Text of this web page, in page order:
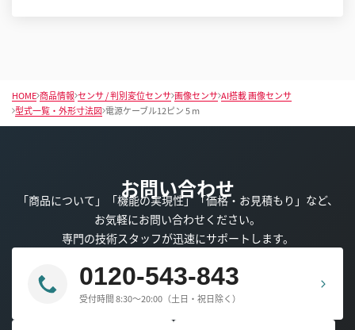
HOME 商品情報 センサ / 判別変位センサ 画像センサ AI搭載 画像センサ
型式一覧・外形寸法図 電源ケーブル12ピン 5 m
お問い合わせ
「商品について」「機能の実現性」「価格・お見積もり」など、
お気軽にお問い合わせください。
専門の技術スタッフが迅速にサポートします。
0120-543-843
受付時間 8:30～20:00（土日・祝日除く）